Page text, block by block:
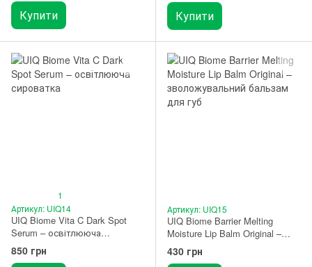
Купити Купити
1
Артикул: UIQ14
UIQ Biome Vita C Dark Spot
Serum – освітлююча
сироватка 30 мл
850 грн
Артикул: UIQ15
UIQ Biome Barrier Melting
Moisture Lip Balm Original –
зволожувальний бальзам для
губ
430 грн